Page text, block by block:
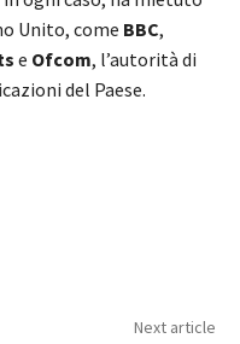
Unito, come BBC,
e Ofcom, l’autorità di
del Paese.
Next article